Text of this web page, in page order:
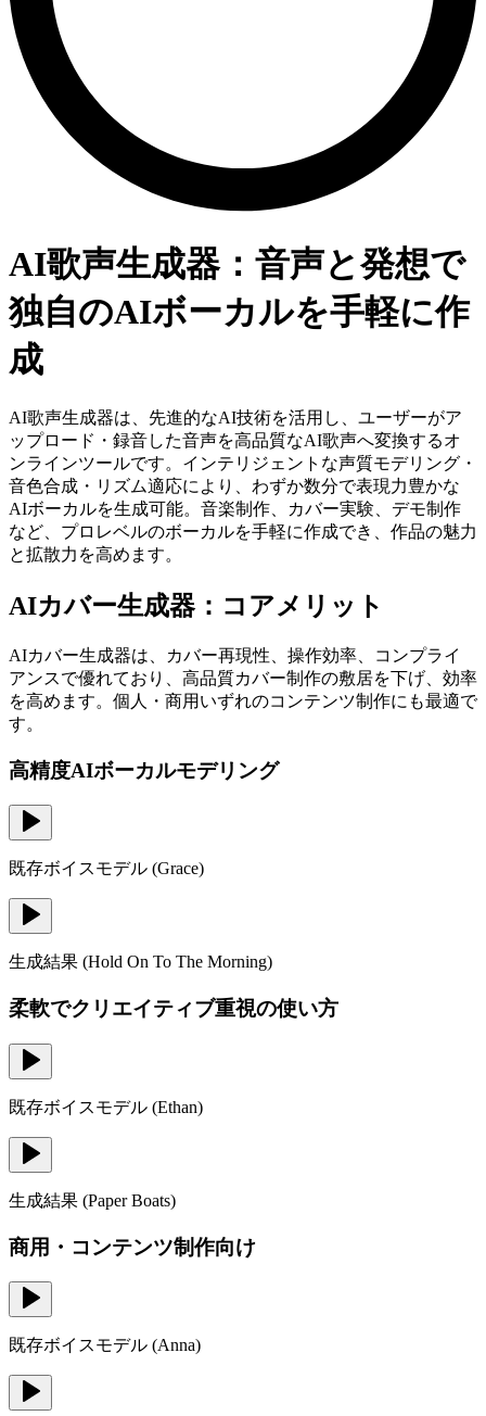
AI歌声生成器：音声と発想で
独自のAIボーカルを手軽に作
成
AI歌声生成器は、先進的なAI技術を活用し、ユーザーがア
ップロード・録音した音声を高品質なAI歌声へ変換するオ
ンラインツールです。インテリジェントな声質モデリング・
音色合成・リズム適応により、わずか数分で表現力豊かな
AIボーカルを生成可能。音楽制作、カバー実験、デモ制作
など、プロレベルのボーカルを手軽に作成でき、作品の魅力
と拡散力を高めます。
AIカバー生成器：コアメリット
AIカバー生成器は、カバー再現性、操作効率、コンプライ
アンスで優れており、高品質カバー制作の敷居を下げ、効率
を高めます。個人・商用いずれのコンテンツ制作にも最適で
す。
高精度AIボーカルモデリング
既存ボイスモデル (Grace)
生成結果 (Hold On To The Morning)
柔軟でクリエイティブ重視の使い方
既存ボイスモデル (Ethan)
生成結果 (Paper Boats)
商用・コンテンツ制作向け
既存ボイスモデル (Anna)